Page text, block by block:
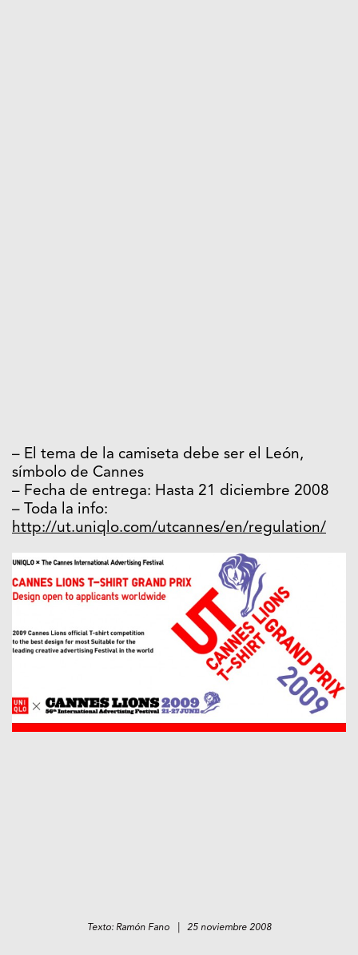
– El tema de la camiseta debe ser el León,
símbolo de Cannes
– Fecha de entrega: Hasta 21 diciembre 2008
– Toda la info:
http://ut.uniqlo.com/utcannes/en/regulation/
Texto: Ramón Fano | 25 noviembre 2008